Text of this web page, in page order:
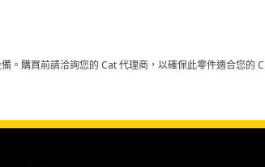
。購買前請洽詢您的 Cat 代理商，以確保此零件適合您的